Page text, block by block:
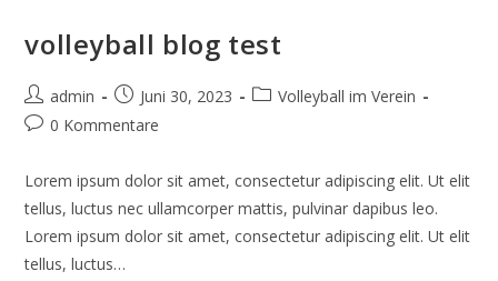
volleyball blog test
admin Juni 30, 2023
Volleyball im Verein
0 Kommentare
Lorem ipsum dolor sit amet, consectetur adipiscing elit. Ut elit
tellus, luctus nec ullamcorper mattis, pulvinar dapibus leo.
Lorem ipsum dolor sit amet, consectetur adipiscing elit. Ut elit
tellus, luctus…